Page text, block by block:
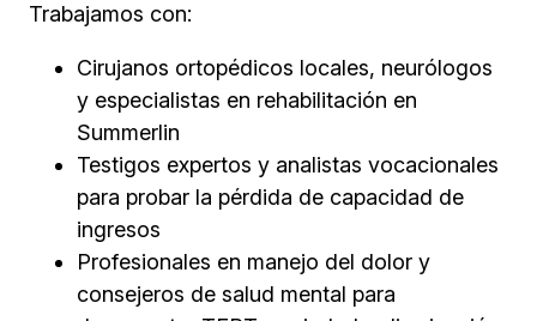
Trabajamos con:
Cirujanos ortopédicos locales, neurólogos
y especialistas en rehabilitación en
Summerlin
Testigos expertos y analistas vocacionales
para probar la pérdida de capacidad de
ingresos
Profesionales en manejo del dolor y
consejeros de salud mental para